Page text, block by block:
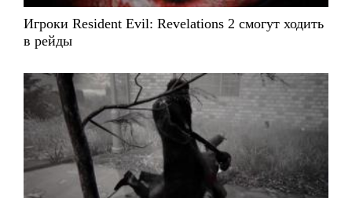
Игроки Resident Evil: Revelations 2 смогут ходить
в рейды